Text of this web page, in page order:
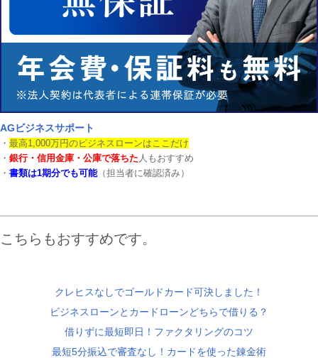
AGビジネスサポート
・ 最高1,000万円のビジネスローンはここだけ
・ 銀行・信用金庫・公庫で落ちた 人もおすすめ
・ 書類は1期分でも可能（担当者に確認済み）
こちらもおすすめです。
クレヒスなしでゴールドカード可決しました！
ビジネスローンとカードローンどちらで借りる？
借りずに最短即日！ファクタリングのコツ
最短5分振込で審査なし！カードを使った錬金術